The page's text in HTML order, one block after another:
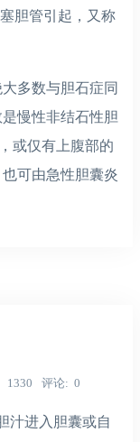
胆管引起，又称
多数与胆石症同
慢性非结石性胆
或仅有上腹部的
可由急性胆囊炎
1330 评论 0
汁进入胆囊或自